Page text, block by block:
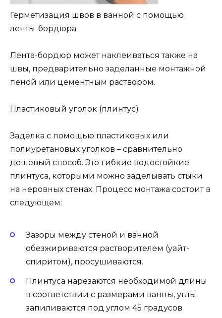
Герметизация швов в ванной с помощью
ленты-бордюра
Лента-бордюр может наклеиваться также на
швы, предварительно заделанные монтажной
пеной или цементным раствором.
Пластиковый уголок (плинтус)
Заделка с помощью пластиковых или
полиуретановых уголков – сравнительно
дешевый способ. Это гибкие водостойкие
плинтуса, которыми можно заделывать стыки
на неровных стенах. Процесс монтажа состоит в
следующем:
Зазоры между стеной и ванной
обезжириваются растворителем (уайт-
спиритом), просушиваются.
Плинтуса нарезаются необходимой длины
в соответствии с размерами ванны, углы
запиливаются под углом 45 градусов.